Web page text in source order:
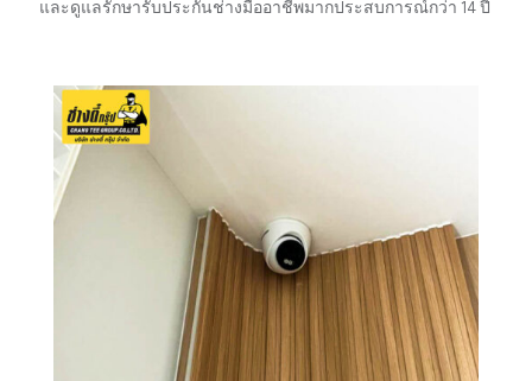
และดูแลรักษารับประกันช่างมืออาชีพมากประสบการณ์กว่า 14 ปี